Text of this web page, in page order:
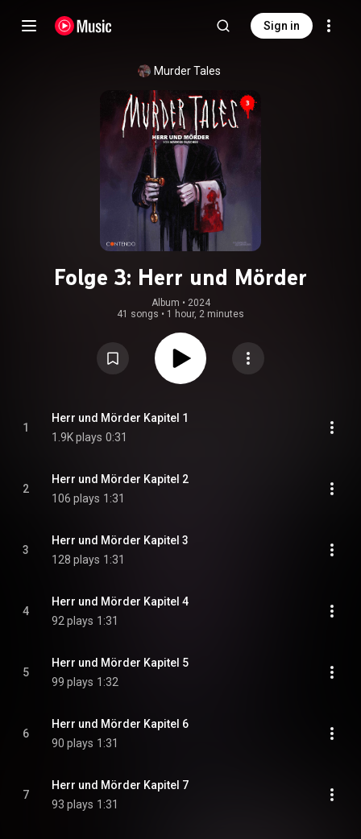
Sign in
Murder Tales
Folge 3: Herr und Mörder
Album • 2024
41 songs • 1 hour, 2 minutes
1
Herr und Mörder Kapitel 1
1.9K plays 0:31
2
Herr und Mörder Kapitel 2
106 plays 1:31
3
Herr und Mörder Kapitel 3
128 plays 1:31
4
Herr und Mörder Kapitel 4
92 plays 1:31
5
Herr und Mörder Kapitel 5
99 plays 1:32
6
Herr und Mörder Kapitel 6
90 plays 1:31
7
Herr und Mörder Kapitel 7
93 plays 1:31